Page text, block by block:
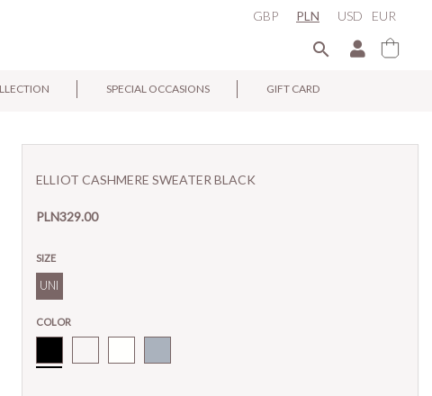
EUR
GBP PLN USD

SPECIAL OCCASIONS GIFT CARD
ELLIOT CASHMERE SWEATER BLACK
PLN329.00
SIZE
UNI
COLOR
×